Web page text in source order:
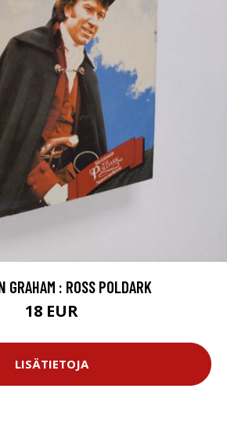
GRAHAM : ROSS POLDARK
18 EUR
LISÄTIETOJA